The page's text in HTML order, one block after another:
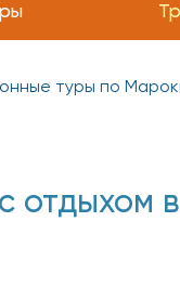
туры по
отдыхом